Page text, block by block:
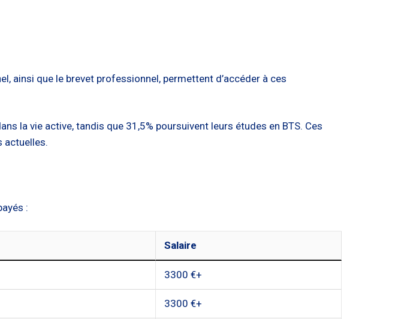
ainsi que le brevet professionnel, permettent d’accéder à ces
la vie active, tandis que 31,5% poursuivent leurs études en BTS. Ces
actuelles.
:
Salaire
3300 €+
3300 €+